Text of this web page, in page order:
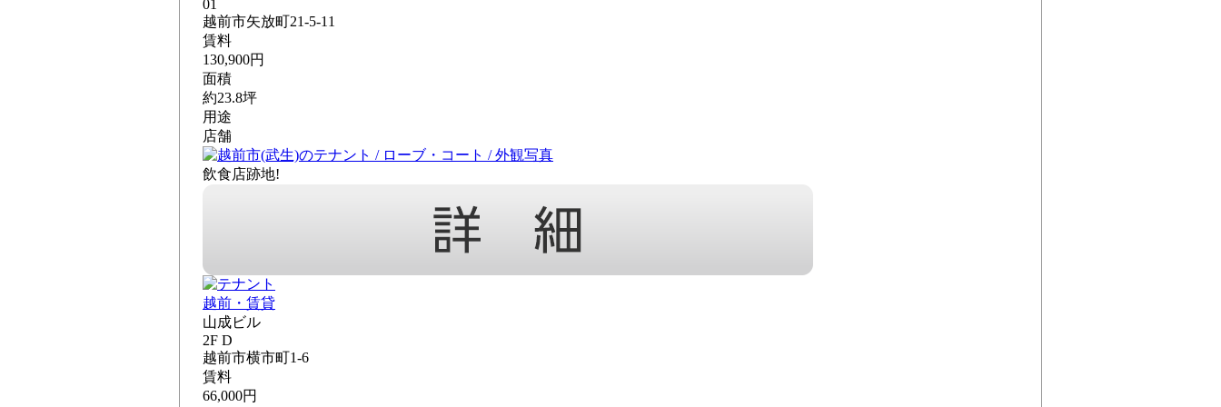
01
越前市矢放町21-5-11
賃料
130,900円
面積
約23.8坪
用途
店舗
飲食店跡地!
越前・賃貸
山成ビル
2F D
越前市横市町1-6
賃料
66,000円